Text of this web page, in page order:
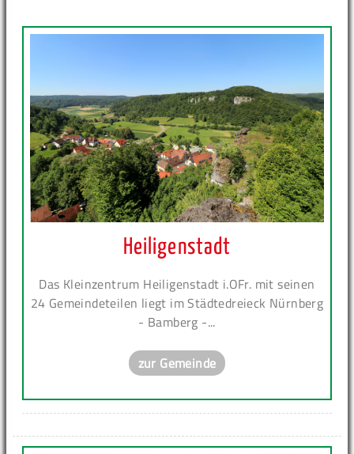
Heiligenstadt
Das Kleinzentrum Heiligenstadt i.OFr. mit seinen
24 Gemeindeteilen liegt im Städtedreieck Nürnberg
- Bamberg -...
zur Gemeinde